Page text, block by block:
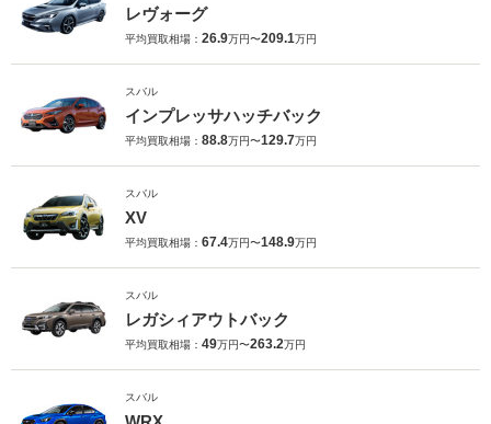
レヴォーグ
平均買取相場： 26.9万円〜209.1万円
スバル
インプレッサハッチバック
平均買取相場： 88.8万円〜129.7万円
スバル
XV
平均買取相場： 67.4万円〜148.9万円
スバル
レガシィアウトバック
平均買取相場： 49万円〜263.2万円
スバル